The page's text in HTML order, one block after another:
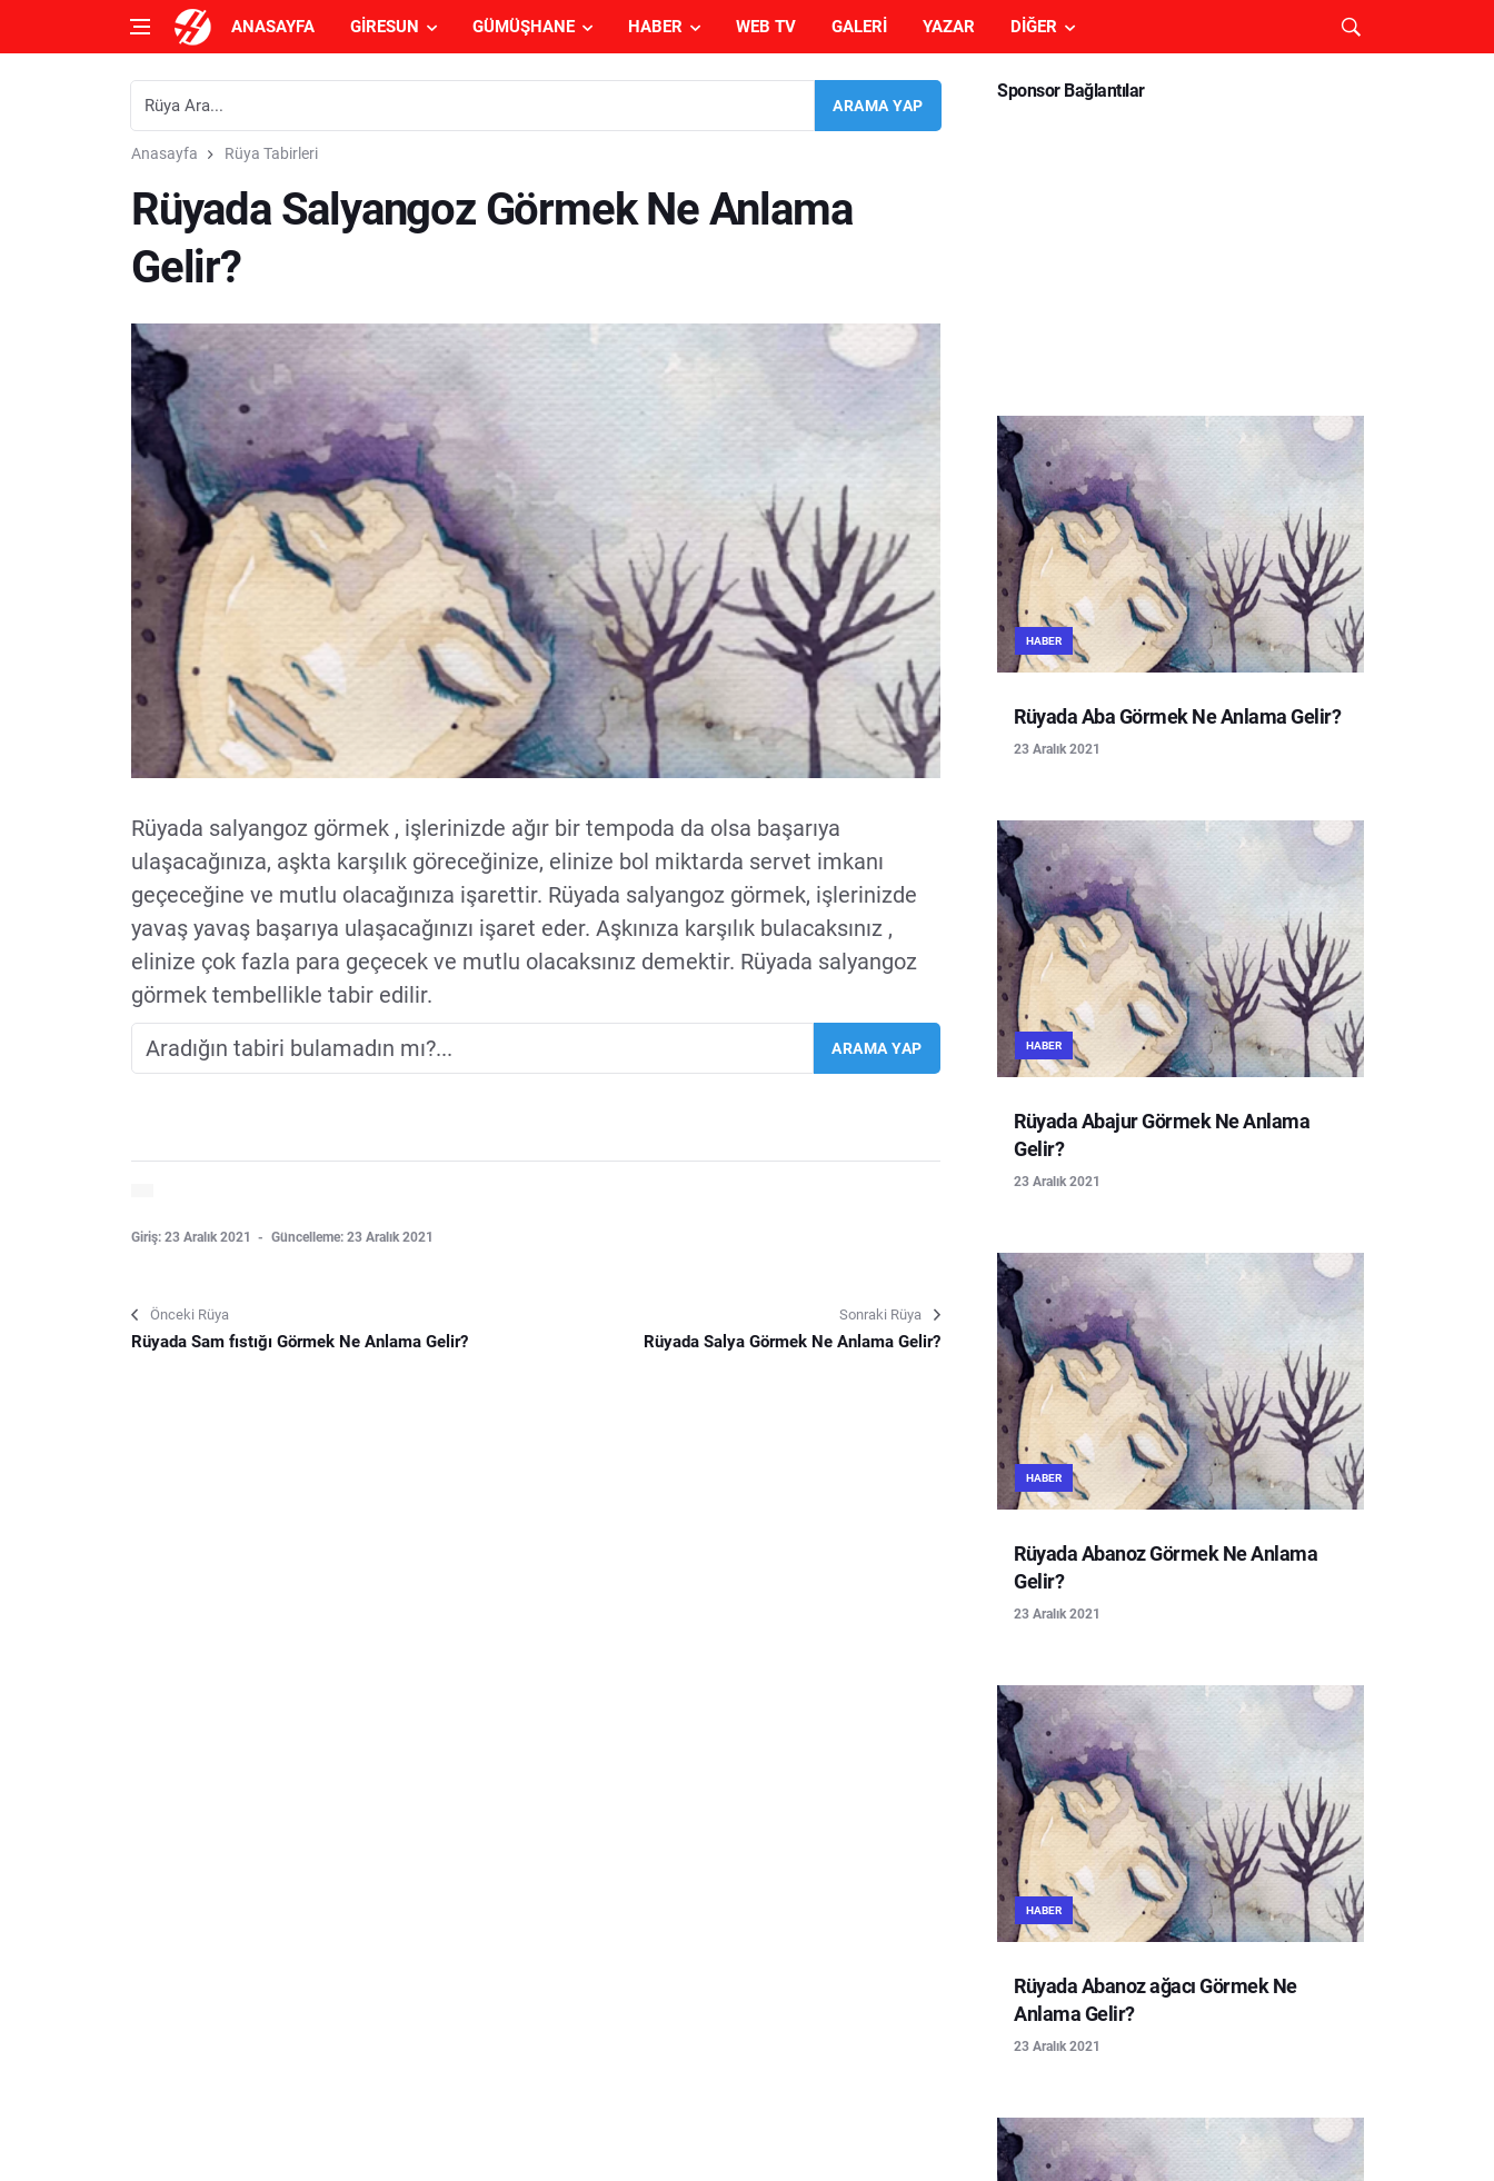
ANASAYFA GIRESUN GÜMÜŞHANE HABER WEB TV GALERI YAZAR DIĞER
Anasayfa Rüya Tabirleri
Rüyada Salyangoz Görmek Ne Anlama
Gelir?
Rüyada salyangoz görmek , işlerinizde ağır bir tempoda da olsa başarıya
ulaşacağınıza, aşkta karşılık göreceğinize, elinize bol miktarda servet imkanı
geçeceğine ve mutlu olacağınıza işarettir. Rüyada salyangoz görmek, işlerinizde
yavaş yavaş başarıya ulaşacağınızı işaret eder. Aşkınıza karşılık bulacaksınız ,
elinize çok fazla para geçecek ve mutlu olacaksınız demektir. Rüyada salyangoz
görmek tembellikle tabir edilir.
Giriş: 23 Aralık 2021 Güncelleme: 23 Aralık 2021
Önceki Rüya
Rüyada Sam fıstığı Görmek Ne Anlama Gelir?
Sonraki Rüya
Rüyada Salya Görmek Ne Anlama Gelir?
Sponsor Bağlantılar
HABER
Rüyada Aba Görmek Ne Anlama Gelir?
23 Aralık 2021
HABER
Rüyada Abajur Görmek Ne Anlama
Gelir?
23 Aralık 2021
HABER
Rüyada Abanoz Görmek Ne Anlama
Gelir?
23 Aralık 2021
HABER
Rüyada Abanoz ağacı Görmek Ne
Anlama Gelir?
23 Aralık 2021